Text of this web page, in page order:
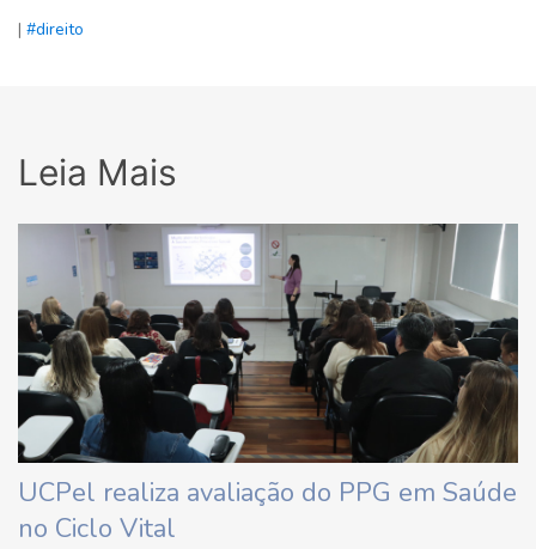
| #direito
Leia Mais
UCPel realiza avaliação do PPG em Saúde
no Ciclo Vital